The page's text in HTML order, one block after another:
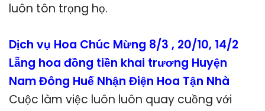
luôn tôn trọng họ.
Dịch vụ Hoa Chúc Mừng 8/3 , 20/10, 14/2
Lẵng hoa đồng tiền khai trương Huyện
Nam Đông Huế Nhận Điện Hoa Tận Nhà
Cuộc làm việc luôn luôn quay cuồng với